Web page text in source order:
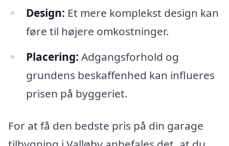
Design: Et mere komplekst design kan
føre til højere omkostninger.
Placering: Adgangsforhold og
grundens beskaffenhed kan influeres
prisen på byggeriet.
For at få den bedste pris på din garage